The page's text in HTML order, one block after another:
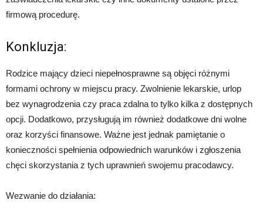
firmową procedurę.
Konkluzja:
Rodzice mający dzieci niepełnosprawne są objęci różnymi
formami ochrony w miejscu pracy. Zwolnienie lekarskie, urlop
bez wynagrodzenia czy praca zdalna to tylko kilka z dostępnych
opcji. Dodatkowo, przysługują im również dodatkowe dni wolne
oraz korzyści finansowe. Ważne jest jednak pamiętanie o
konieczności spełnienia odpowiednich warunków i zgłoszenia
chęci skorzystania z tych uprawnień swojemu pracodawcy.
Wezwanie do działania: